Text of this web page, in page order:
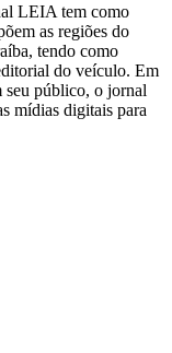
LEIA tem como
as regiões do
tendo como
do veículo. Em
seu público, o jornal
mídias digitais para